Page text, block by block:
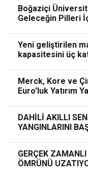
Boğaziçi
Geleceğin Pilleri
Yeni geliştirilen
kapasitesini üç
Merck, Kore ve
Euro'luk Yatırım
DAHİLİ AKILLI
YANGINLARINI
GERÇEK
ÖMRÜNÜ